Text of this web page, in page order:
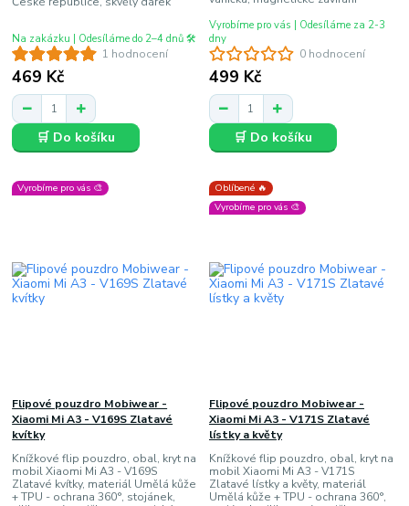
1 hodnocení
469 Kč
Na zakázku | Odesíláme do 2–4 dnů 🛠️
🛒 Do košíku
0 hodnocení
499 Kč
Vyrobíme pro vás | Odesíláme za 2-3
dny
🛒 Do košíku
Vyrobíme pro vás 🎨
Flipové pouzdro Mobiwear -
Xiaomi Mi A3 - V169S Zlatavé
kvítky
Knížkové flip pouzdro, obal, kryt na
mobil Xiaomi Mi A3 - V169S
Zlatavé kvítky, materiál Umělá kůže
+ TPU - ochrana 360°, stojánek,
Oblíbené 🔥
Vyrobíme pro vás 🎨
Flipové pouzdro Mobiwear -
Xiaomi Mi A3 - V171S Zlatavé
lístky a květy
Knížkové flip pouzdro, obal, kryt na
mobil Xiaomi Mi A3 - V171S
Zlatavé lístky a květy, materiál
Umělá kůže + TPU - ochrana 360°,